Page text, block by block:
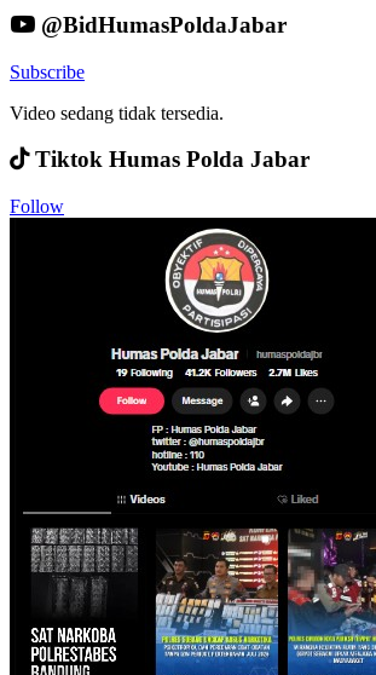
@BidHumasPoldaJabar
Subscribe
Video sedang tidak tersedia.
Tiktok Humas Polda Jabar
Follow